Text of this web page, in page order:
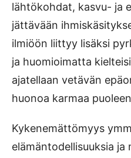
lähtökohdat, kasvu- ja
jättävään
ilmiöön liittyy lisäksi
ja huomioimatta
ajatellaan vetävän
huonoa karmaa
Kykenemättömyys
elämäntodellisuuksia